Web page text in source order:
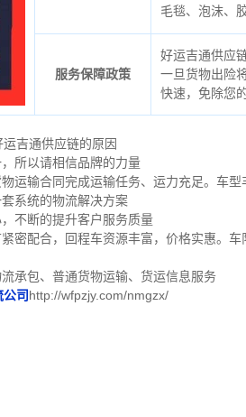
毛毯、泡沫、
服务保障政策
好运吉通供应
一旦货物出险
快速，免除您
吉通供应链的原因
所以请相信品牌的力量
运输合同完成运输任务、运力充足。车
系统的物流解决方案
不断的提升客户服务质量
密配合，回程车资源丰富，价格实惠。
承包、普通货物运输、货运信息服务
司http://wfpzjy.com/nmgzx/